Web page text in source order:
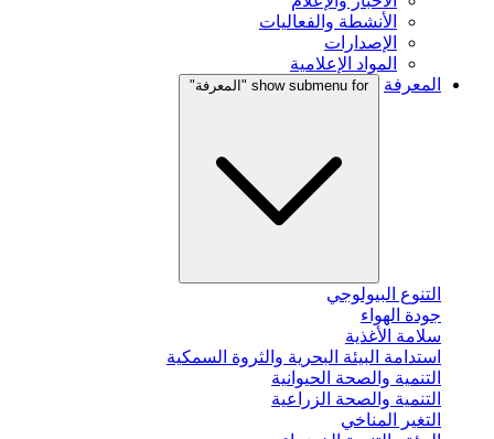
الأنشطة والفعاليات
الإصدارات
المواد الإعلامية
المعرفة
show submenu for "المعرفة"
التنوع البيولوجي
جودة الهواء
سلامة الأغذية
استدامة البيئة البحرية والثروة السمكية
التنمية والصحة الحيوانية
التنمية والصحة الزراعية
التغير المناخي